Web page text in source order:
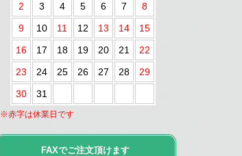
2
3 4 5 6 7
8
9
10 11 12 13 14
15
16
17 18 19 20 21
22
23
24 25 26 27 28
29
30
31
※赤字は休業日です
FAXでご注文頂けます